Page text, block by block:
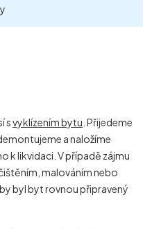
svyklízením bytu . Přijedeme
a naložíme
k likvidaci. V případě zájmu
malováním nebo
byl byt rovnou připravený